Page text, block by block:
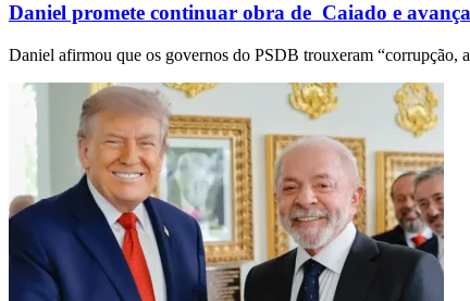
Daniel promete continuar obra de Caiado e
Daniel afirmou que os governos do PSDB trouxeram “corrupção,